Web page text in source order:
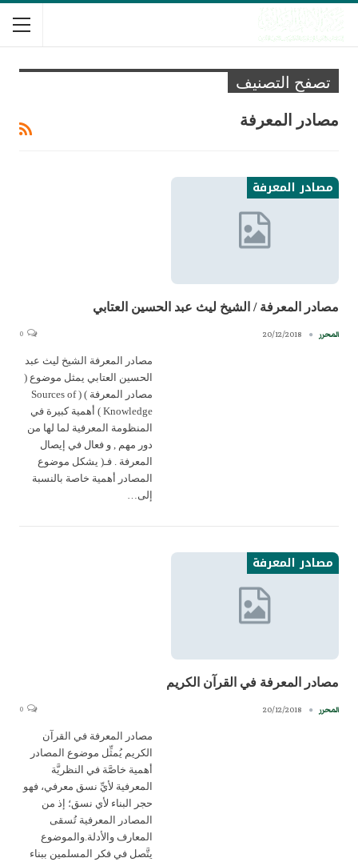
تصفح التصنيف
مصادر المعرفة
مصادر المعرفة
مصادر المعرفة / الشيخ ليث عبد الحسين العتابي
المحرر 20/12/2018
مصادر المعرفة الشيخ ليث عبد
الحسين العتابي يمثل موضوع (
مصادر المعرفة ) ( Sources of
Knowledge ) أهمية كبيرة في
المنظومة المعرفية لما لها من
دور مهم , و فعال في إيصال
المعرفة . فـ( يشكل موضوع
المصادر أهمية خاصة بالنسبة
إلى…
مصادر المعرفة
مصادر المعرفة في القرآن الكريم
المحرر 20/12/2018
مصادر المعرفة في القرآن
الكريم يُمثِّل موضوع المصادر
أهمية خاصَّة في النظريَّة
المعرفية لأيِّ نسق معرفي، فهو
حجر البناء لأي نسق؛ إذ من
المصادر المعرفية تُسقى
المعارف والأدلة.والموضوع
يتَّصل في فكر المسلمين ببناء